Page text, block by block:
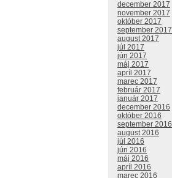
december 2017
november 2017
október 2017
september 2017
august 2017
júl 2017
jún 2017
máj 2017
apríl 2017
marec 2017
február 2017
január 2017
december 2016
október 2016
september 2016
august 2016
júl 2016
jún 2016
máj 2016
apríl 2016
marec 2016